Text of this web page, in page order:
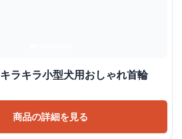
ペット用首輪 キラキラ小型犬用おしゃれ首輪
商品の詳細を見る